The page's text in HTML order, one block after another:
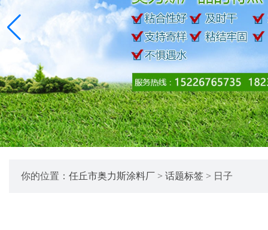
你的位置： 任丘市奥力斯涂料厂 > 话题标签 > 日子